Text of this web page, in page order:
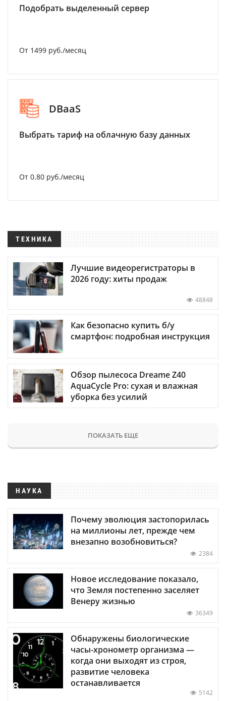
Подобрать выделенный сервер
От 1499 руб./месяц
DBaaS
Выбрать тариф на облачную базу данных
От 0.80 руб./месяц
ТЕХНИКА
Лучшие видеорегистраторы в
2026 году: хиты продаж
48848
Как безопасно купить б/у
смартфон: подробная инструкция
Обзор пылесоса Dreame Z40
AquaCycle Pro: сухая и влажная
уборка без усилий
ПОКАЗАТЬ ЕЩЕ
НАУКА
Почему эволюция застопорилась
на миллионы лет, прежде чем
внезапно возобновиться?
2384
Новое исследование показало,
что Земля постепенно заселяет
Венеру жизнью
36349
Обнаружены биологические
часы-хронометр организма —
когда они выходят из строя,
развитие человека
останавливается
5142